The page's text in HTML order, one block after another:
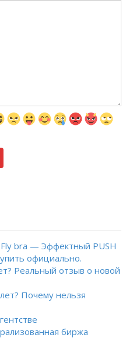
bra — Эффектный PUSH
официально.
Реальный отзыв о новой
Почему нельзя
биржа